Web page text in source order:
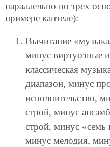
параллельно по трех
примере кантеле):
Вычитание
минус виртуозные
классическая
диапазон, минус
исполнительство,
строй, минус
строй, минус «семь
минус мелодия,